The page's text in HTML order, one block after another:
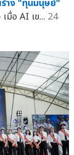
ร้าง "ทุนมนุษย์"
มื่อ AI เข... 24